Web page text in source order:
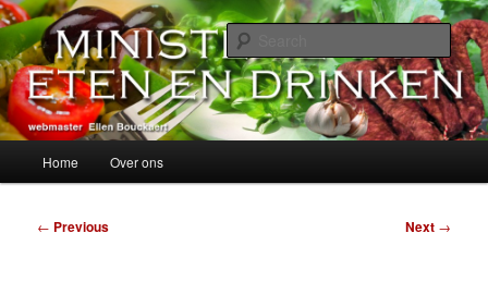
Skip
to
primary
contentMinisterie van Eten en Drinken
alles over eten, drinken en andere genoegens…
Home Over ons
Post
← Previous Next →